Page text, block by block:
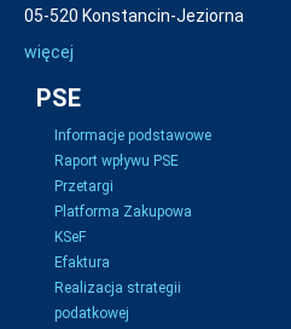
05-520 Konstancin-Jeziorna
więcej
PSE
Informacje podstawowe
Raport wpływu PSE
Przetargi
Platforma Zakupowa
KSeF
Efaktura
Realizacja strategii
podatkowej